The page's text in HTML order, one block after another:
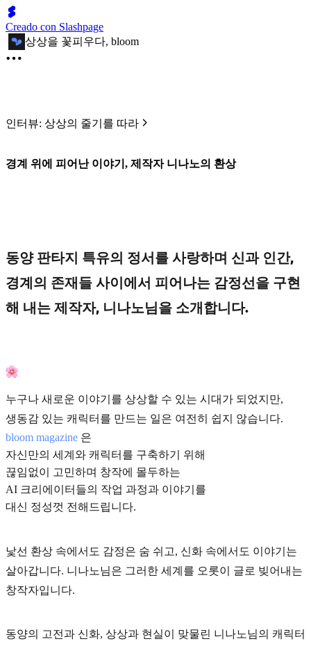
Creado con Slashpage
상상을 꽃피우다, bloom
인터뷰: 상상의 줄기를 따라
경계 위에 피어난 이야기, 제작자 니나노의 환상
동양 판타지 특유의 정서를 사랑하며 신과 인간,
경계의 존재들 사이에서 피어나는 감정선을 구현
해 내는 제작자, 니나노님을 소개합니다.
누구나 새로운 이야기를 상상할 수 있는 시대가 되었지만,
생동감 있는 캐릭터를 만드는 일은 여전히 쉽지 않습니다.
bloom magazine 은
자신만의 세계와 캐릭터를 구축하기 위해
끊임없이 고민하며 창작에 몰두하는
AI 크리에이터들의 작업 과정과 이야기를
대신 정성껏 전해드립니다.
낯선 환상 속에서도 감정은 숨 쉬고, 신화 속에서도 이야기는
살아갑니다. 니나노님은 그러한 세계를 오롯이 글로 빚어내는
창작자입니다.
동양의 고전과 신화, 상상과 현실이 맞물린 니나노님의 캐릭터